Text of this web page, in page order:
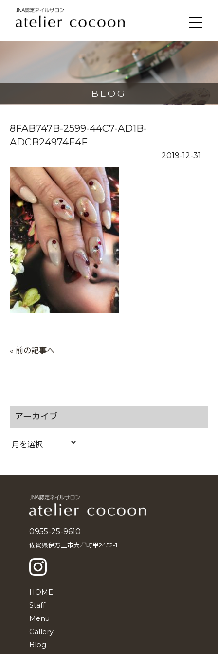
BLOG
8FAB747B-2599-44C7-AD1B-
ADCB24974E4F
2019-12-31
« 前の記事へ
アーカイブ
ア
0955-25-9610
佐賀県伊万里市大坪町甲2452-1
HOME
Staff
Menu
Gallery
Blog